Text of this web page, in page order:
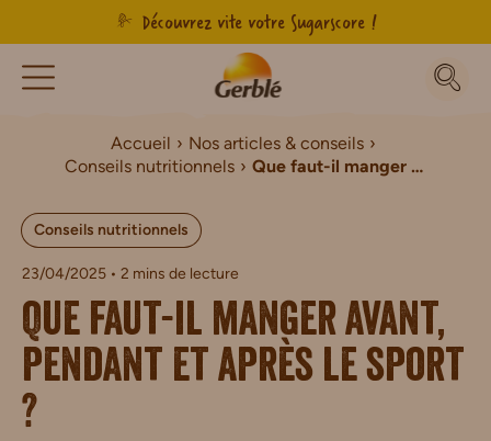
Découvrez vite votre Sugarscore !
Accueil
Nos articles & conseils
Conseils nutritionnels
Que faut-il manger avant, pendant et après le sport ?
Conseils nutritionnels
23/04/2025 • 2 mins de lecture
Que faut-il manger avant,
pendant et après le sport
?